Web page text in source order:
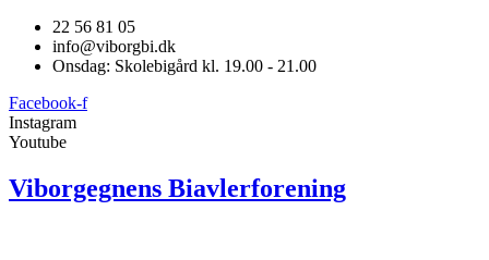
22 56 81 05
info@viborgbi.dk
Onsdag: Skolebigård kl. 19.00 - 21.00
Facebook-f
Instagram
Youtube
Viborgegnens Biavlerforening